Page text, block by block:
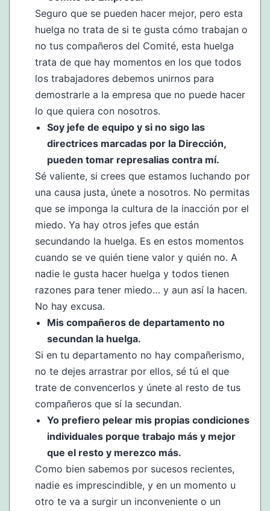
Seguro que se pueden hacer mejor, pero esta
huelga no trata de si te gusta cómo trabajan o
no tus compañeros del Comité, esta huelga
trata de que hay momentos en los que todos
los trabajadores debemos unirnos para
demostrarle a la empresa que no puede hacer
lo que quiera con nosotros.
Soy jefe de equipo y si no sigo las
directrices marcadas por la Dirección,
pueden tomar represalias contra mí.
Sé valiente, si crees que estamos luchando por
una causa justa, únete a nosotros. No permitas
que se imponga la cultura de la inacción por el
miedo. Ya hay otros jefes que están
secundando la huelga. Es en estos momentos
cuando se ve quién tiene valor y quién no. A
nadie le gusta hacer huelga y todos tienen
razones para tener miedo… y aun así la hacen.
No hay excusa.
Mis compañeros de departamento no
secundan la huelga.
Si en tu departamento no hay compañerismo,
no te dejes arrastrar por ellos, sé tú el que
trate de convencerlos y únete al resto de tus
compañeros que sí la secundan.
Yo prefiero pelear mis propias condiciones
individuales porque trabajo más y mejor
que el resto y merezco más.
Como bien sabemos por sucesos recientes,
nadie es imprescindible, y en un momento u
otro te va a surgir un inconveniente o un